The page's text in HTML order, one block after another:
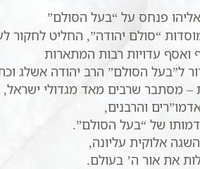
פנחס על “בעל הסולם”
“סולם יהודה”, החליט לחקור
עדויות רבות המתארות
ל”בעל הסולם” הרב יהודה אשלג
מסתבר שרבים מאד מגדולי ישראל,
והרבנים,
של “בעל הסולם”.
אלוקית עליונה,
את אור ה’ בעולם.